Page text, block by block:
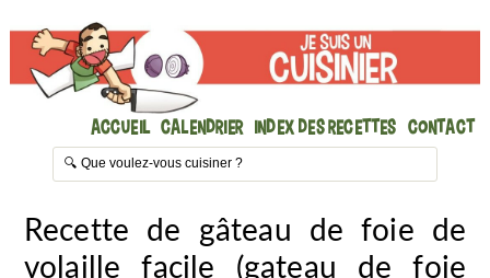
Accueil Calendrier Index des recettes Contact
Recette de gâteau de foie de
volaille facile (gateau de foie